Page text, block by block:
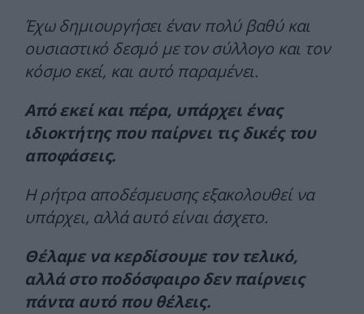
Έχω δημιουργήσει έναν πολύ βαθύ και
ουσιαστικό δεσμό με τον σύλλογο και τον
κόσμο εκεί, και αυτό παραμένει.
Από εκεί και πέρα, υπάρχει ένας
ιδιοκτήτης που παίρνει τις δικές του
αποφάσεις.
Η ρήτρα αποδέσμευσης εξακολουθεί να
υπάρχει, αλλά αυτό είναι άσχετο.
Θέλαμε να κερδίσουμε τον τελικό,
αλλά στο ποδόσφαιρο δεν παίρνεις
πάντα αυτό που θέλεις.